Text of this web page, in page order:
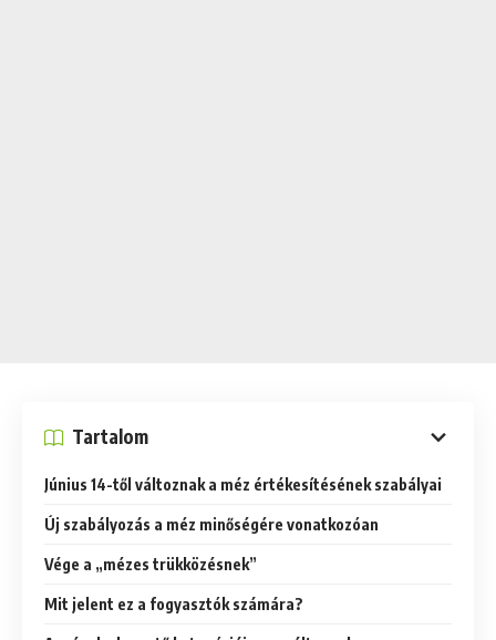
Tartalom
Június 14-től változnak a méz értékesítésének szabályai
Új szabályozás a méz minőségére vonatkozóan
Vége a „mézes trükközésnek”
Mit jelent ez a fogyasztók számára?